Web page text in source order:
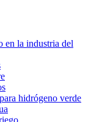
en la industria del
hidrógeno verde